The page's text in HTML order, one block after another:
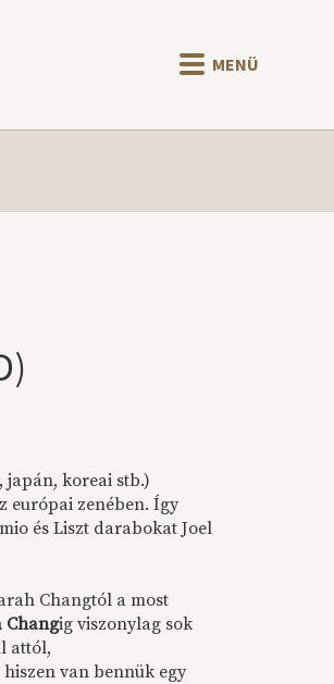
MENÜ
koreai stb.)
európai zenében. Így
és Liszt darabokat Joel
Changtól a most
Changig viszonylag sok
attól,
van bennük egy